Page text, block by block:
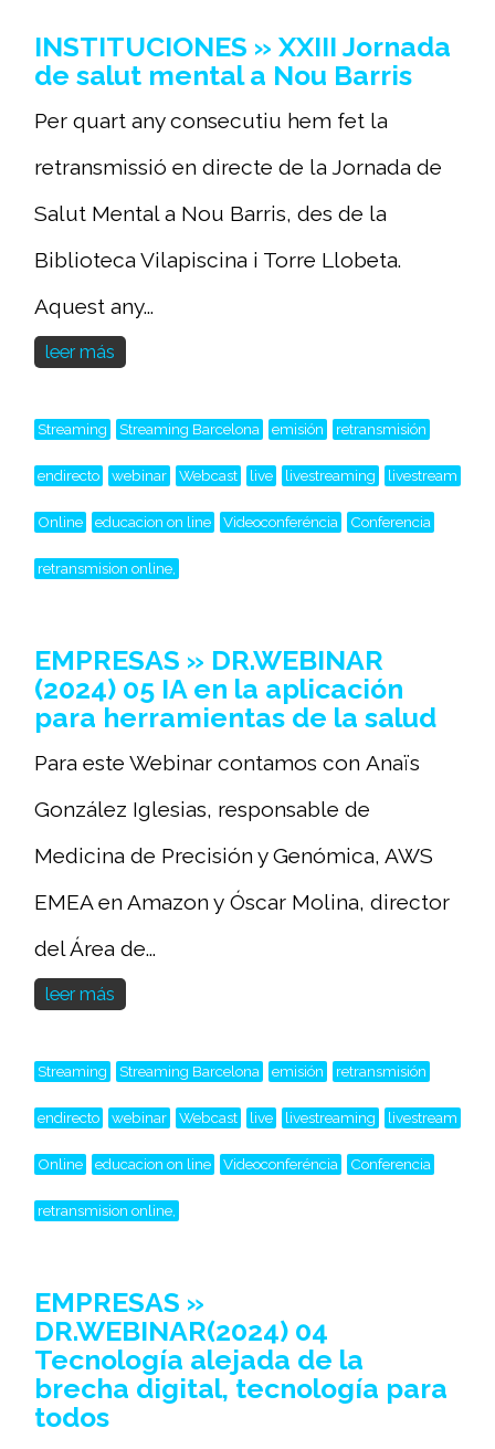
INSTITUCIONES » XXIII Jornada
de salut mental a Nou Barris
Per quart any consecutiu hem fet la
retransmissió en directe de la Jornada de
Salut Mental a Nou Barris, des de la
Biblioteca Vilapiscina i Torre Llobeta.
Aquest any...
leer más
Streaming Streaming Barcelona emisión retransmisión
endirecto webinar Webcast live livestreaming livestream
Online educacion on line Videoconferéncia Conferencia
retransmision online,
EMPRESAS » DR.WEBINAR
(2024) 05 IA en la aplicación
para herramientas de la salud
Para este Webinar contamos con Anaïs
González Iglesias, responsable de
Medicina de Precisión y Genómica, AWS
EMEA en Amazon y Óscar Molina, director
del Área de...
leer más
Streaming Streaming Barcelona emisión retransmisión
endirecto webinar Webcast live livestreaming livestream
Online educacion on line Videoconferéncia Conferencia
retransmision online,
EMPRESAS »
DR.WEBINAR(2024) 04
Tecnología alejada de la
brecha digital, tecnología para
todos